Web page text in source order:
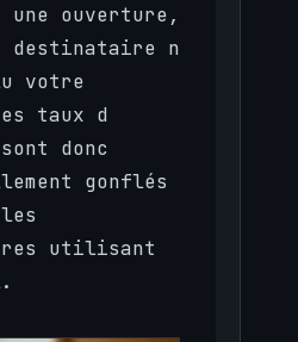
ouverture,
destinataire n
votre
taux d
donc
gonflés
utilisant